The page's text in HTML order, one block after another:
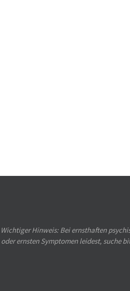
Wichtiger Hinweis: Bei ernsthaften
oder ernsten Symptomen leidest, suche